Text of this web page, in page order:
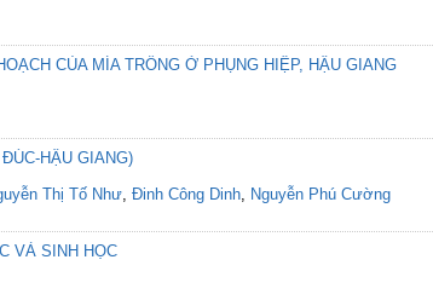
CỦA MÍA TRỒNG Ở PHỤNG HIỆP, HẬU GIANG
HẬU GIANG)
Thị Tố Như, Đinh Công Dinh, Nguyễn Phú Cường
VÀ SINH HỌC